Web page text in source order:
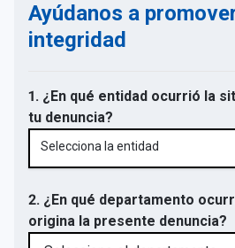
Ayúdanos a
integridad
1. ¿En qué entidad ocurrió la
tu denuncia?
Selecciona la entidad
2. ¿En qué departamento
origina la presente denuncia?